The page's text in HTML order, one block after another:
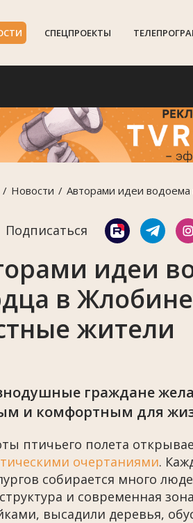
СПЕЦПРОЕКТЫ
Новости Авторами идеи
Подписаться
идеи
в
жители
граждане
и комфортным для
птичьего полета
очертаниями.
собирается много
и современная
высадили деревья,